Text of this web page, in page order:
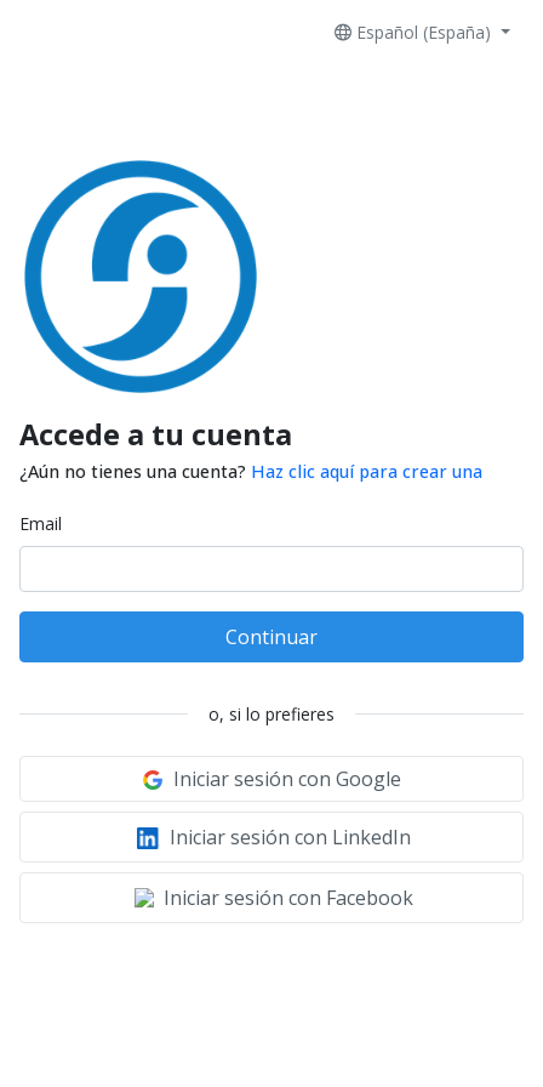
Español (España)
Accede a tu cuenta
¿Aún no tienes una cuenta? Haz clic aquí para crear una
Email
Continuar
o, si lo prefieres
Iniciar sesión con Google
Iniciar sesión con LinkedIn
Iniciar sesión con Facebook